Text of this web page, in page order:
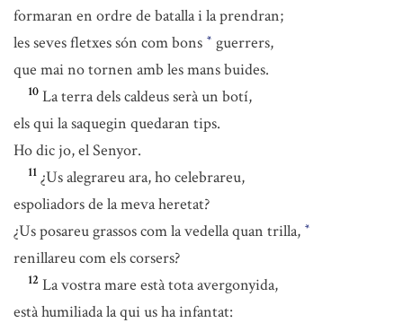
formaran en ordre de batalla i la prendran;
les seves fletxes són com bons * guerrers,
que mai no tornen amb les mans buides.
10 La terra dels caldeus serà un botí,
els qui la saquegin quedaran tips.
Ho dic jo, el Senyor.
11 ¿Us alegrareu ara, ho celebrareu,
espoliadors de la meva heretat?
¿Us posareu grassos com la vedella quan trilla, *
renillareu com els corsers?
12 La vostra mare està tota avergonyida,
està humiliada la qui us ha infantat: